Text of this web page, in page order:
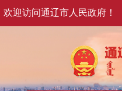
欢迎访问通辽市人民政府！